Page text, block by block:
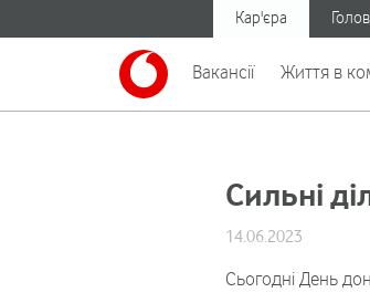
Кар'єра
Вакансії Життя в
Сильні
14.06.2023
Сьогодні День